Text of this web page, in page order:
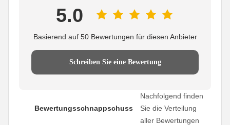
5.0
Basierend auf 50 Bewertungen für diesen Anbieter
Schreiben Sie eine Bewertung
Bewertungsschnappschuss
Nachfolgend finden
Sie die Verteilung
aller Bewertungen